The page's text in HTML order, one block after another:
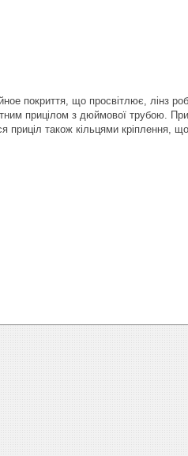
покриття, що просвітлює, лінз
прицілом з дюймової трубою.
також кільцями кріплення,